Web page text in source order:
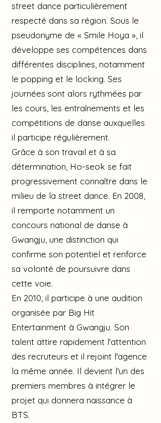
street dance particulièrement
respecté dans sa région. Sous le
pseudonyme de « Smile Hoya », il
développe ses compétences dans
différentes disciplines, notamment
le popping et le locking. Ses
journées sont alors rythmées par
les cours, les entraînements et les
compétitions de danse auxquelles
il participe régulièrement.
Grâce à son travail et à sa
détermination, Ho-seok se fait
progressivement connaître dans le
milieu de la street dance. En 2008,
il remporte notamment un
concours national de danse à
Gwangju, une distinction qui
confirme son potentiel et renforce
sa volonté de poursuivre dans
cette voie.
En 2010, il participe à une audition
organisée par Big Hit
Entertainment à Gwangju. Son
talent attire rapidement l'attention
des recruteurs et il rejoint l'agence
la même année. Il devient l'un des
premiers membres à intégrer le
projet qui donnera naissance à
BTS.